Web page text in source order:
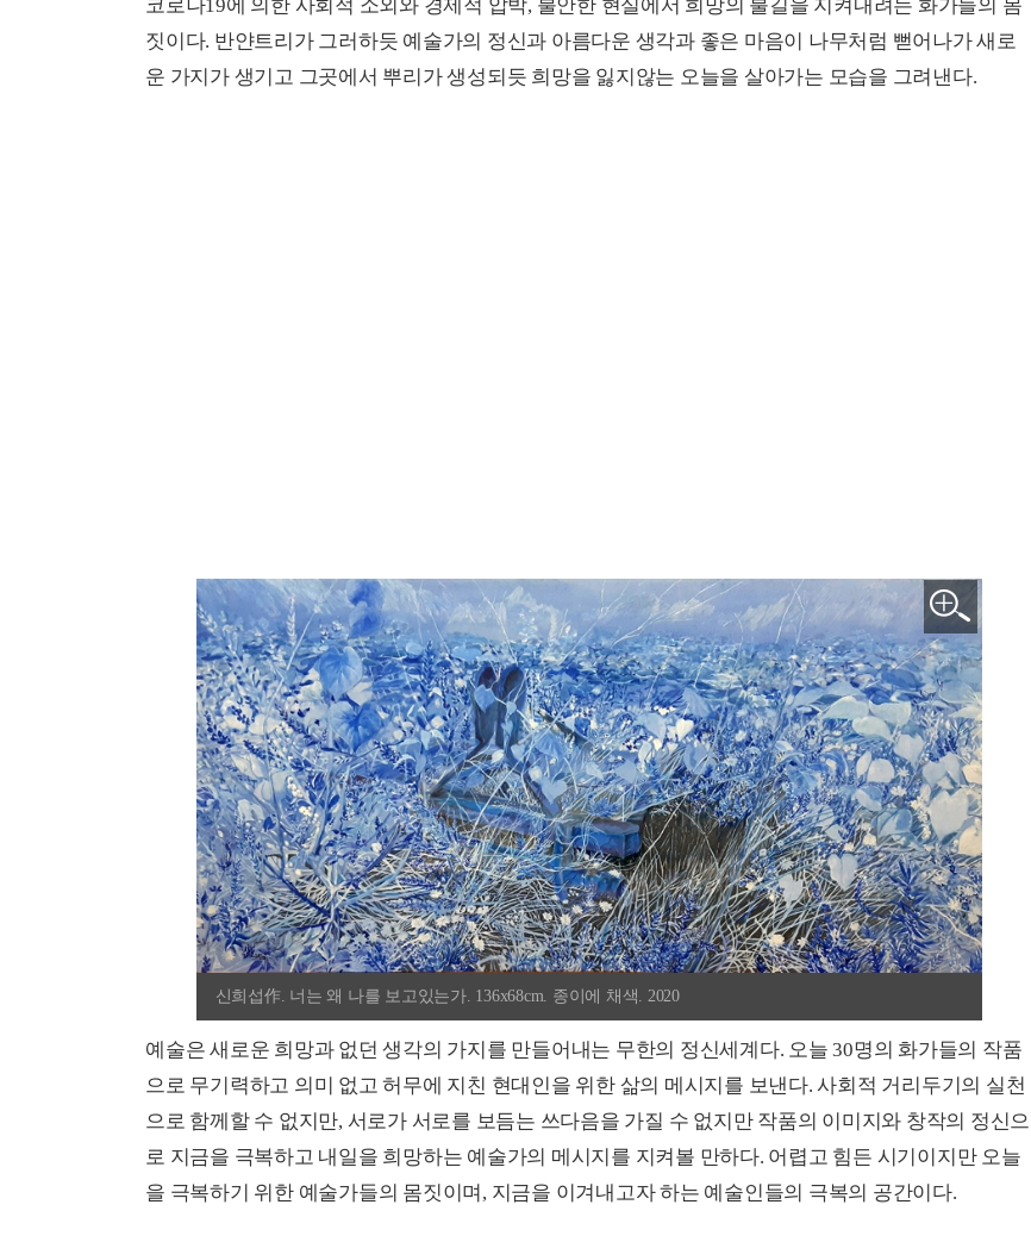
코로나19에 의한 사회적 소외와 경제적 압박, 불안한 현실에서 희망의 불길을 지켜내려는 화가들의 몸
짓이다. 반얀트리가 그러하듯 예술가의 정신과 아름다운 생각과 좋은 마음이 나무처럼 뻗어나가 새로
운 가지가 생기고 그곳에서 뿌리가 생성되듯 희망을 잃지않는 오늘을 살아가는 모습을 그려낸다.
신희섭作. 너는 왜 나를 보고있는가. 136x68cm. 종이에 채색. 2020
예술은 새로운 희망과 없던 생각의 가지를 만들어내는 무한의 정신세계다. 오늘 30명의 화가들의 작품
으로 무기력하고 의미 없고 허무에 지친 현대인을 위한 삶의 메시지를 보낸다. 사회적 거리두기의 실천
으로 함께할 수 없지만, 서로가 서로를 보듬는 쓰다음을 가질 수 없지만 작품의 이미지와 창작의 정신으
로 지금을 극복하고 내일을 희망하는 예술가의 메시지를 지켜볼 만하다. 어렵고 힘든 시기이지만 오늘
을 극복하기 위한 예술가들의 몸짓이며, 지금을 이겨내고자 하는 예술인들의 극복의 공간이다.